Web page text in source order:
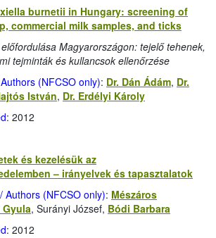
burnetii in Hungary: screening of
commercial milk samples, and ticks
Magyarországon: tejelő tehenek,
tejminták és kullancsok ellenőrzése
(NFCSO only): Dr. Dán Ádám, Dr.
István, Dr. Erdélyi Károly
: 2012
és kezelésük az
– irányelvek és tapasztalatok
/ Authors (NFCSO only): Mészáros
Gyula, Surányi József, Bódi Barbara
: 2012